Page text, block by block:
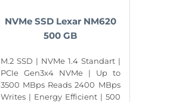
NVMe SSD Lexar NM620
500 GB
M.2 SSD | NVMe 1.4 Standart |
PCIe Gen3x4 NVMe | Up to
3500 MBps Reads 2400 MBps
Writes | Energy Efficient | 500